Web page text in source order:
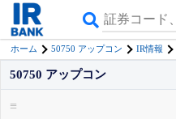
ホーム 50750 アップコン IR情報
50750 アップコン